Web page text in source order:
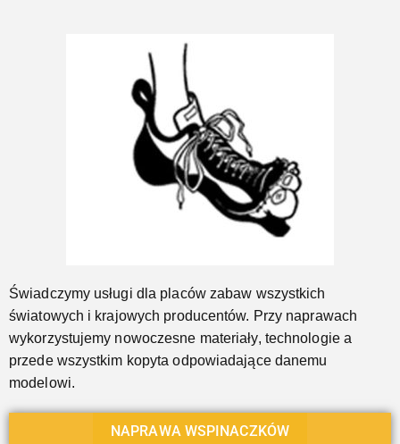
Świadczymy usługi dla placów zabaw wszystkich
światowych i krajowych producentów. Przy naprawach
wykorzystujemy nowoczesne materiały, technologie a
przede wszystkim kopyta odpowiadające danemu
modelowi.
NAPRAWA WSPINACZKÓW